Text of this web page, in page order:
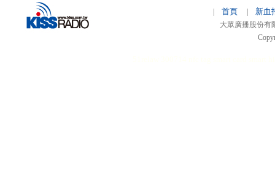
首頁 新血
大眾廣播股份有